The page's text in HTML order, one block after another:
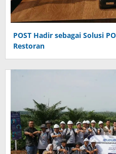
POST Hadir sebagai Solusi
Restoran